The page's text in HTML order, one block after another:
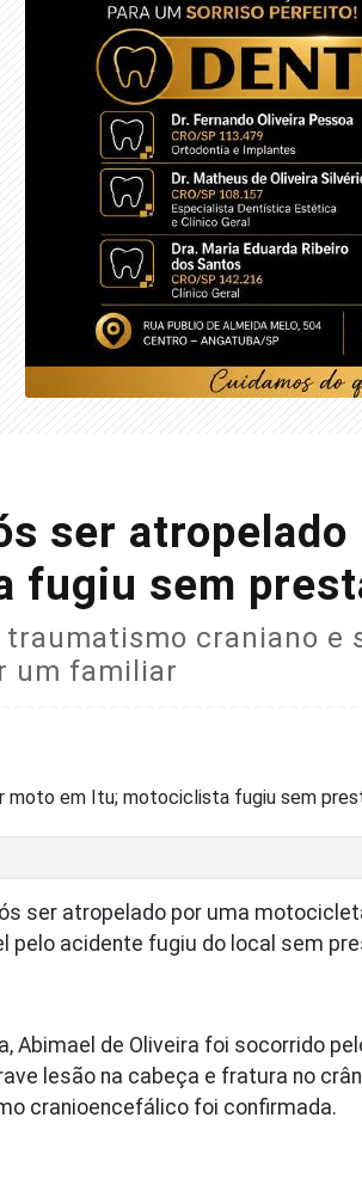
ser atropelado
fugiu sem
craniano
um familiar
ser atropelado por uma
pelo acidente fugiu do local sem
Abimael de Oliveira foi socorrido
lesão na cabeça e fratura no
cranioencefálico foi confirmada.